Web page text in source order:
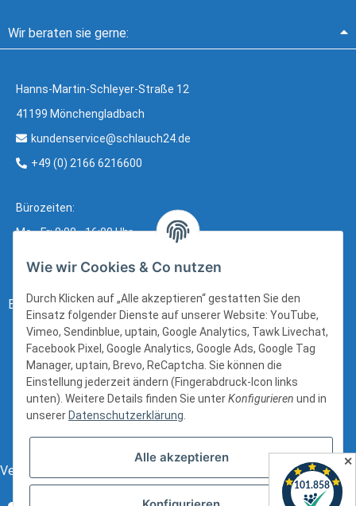
Wir beraten sie gerne:
Hanns-Martin-Schleyer-Straße 12
41199 Mönchengladbach
kundenservice@schlauch24.de
+49 (0) 2166 6216600
Bürozeiten:
Mo - Fr: 8:00 - 16:00 Uhr
Bezahlung:
Versand:
Wie wir Cookies & Co nutzen
Durch Klicken auf „Alle akzeptieren“ gestatten Sie den
Einsatz folgender Dienste auf unserer Website: YouTube,
Vimeo, Sendinblue, uptain, Google Analytics, Tawk Livechat,
Facebook Pixel, Google Analytics, Google Ads, Google Tag
Manager, uptain, Brevo, ReCaptcha. Sie können die
Einstellung jederzeit ändern (Fingerabdruck-Icon links
unten). Weitere Details finden Sie unterKonfigurieren und in
unserer Datenschutzerklärung.
Alle akzeptieren ✕